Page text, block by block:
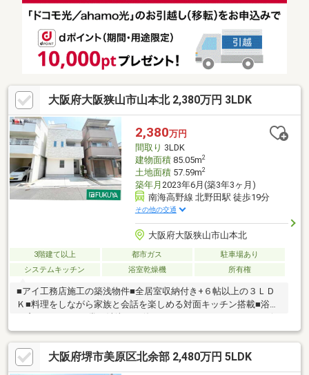
大阪府大阪狭山市山本北 2,380万円 3LDK
2,380万円
間取り 3LDK
建物面積85.05m2
土地面積57.59m2
築年月 2023年6月(築3年3ヶ月)
南海高野線 北野田駅 徒歩19分
その他の交通
大阪府大阪狭山市山本北
3階建て以上 都市ガス
駐車場あり
システムキッチン
浴室乾燥機 所有権
■アイ工務店施工の築浅物件■全居室収納付き+６帖以上の３ＬＤ
Ｋ■料理をしながら家族と会話を楽しめる対面キッチン搭載■浴室
に窓があるため、常に清潔にお使いいただけます■ニューヤマザ
キデイリーストア 堺草尾店まで約４５０ｍ・ウエルシア堺草尾店
まで約６５０ｍとお買い物に便利です
大阪府堺市美原区北余部 2,480万円 5LDK